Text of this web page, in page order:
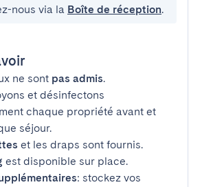
nous via la Boîte de réception.
ne sont pas admis.
et désinfectons
chaque propriété avant et
séjour.
et les draps sont fournis.
est disponible sur place.
: stockez vos